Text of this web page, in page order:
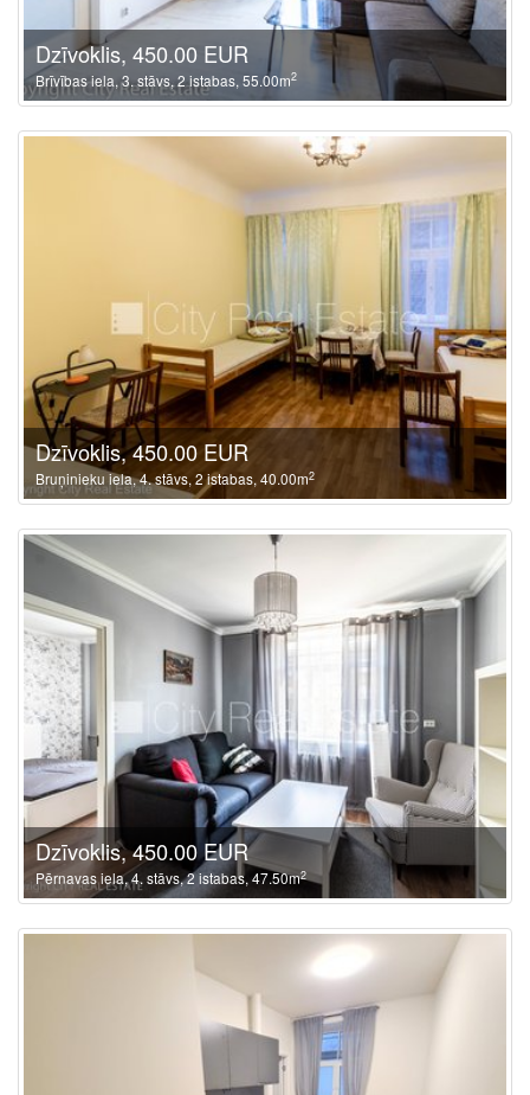
Dzīvoklis, 450.00 EUR
Brīvības iela, 3. stāvs, 2 istabas, 55.00m2
Dzīvoklis, 450.00 EUR
Bruņinieku iela, 4. stāvs, 2 istabas, 40.00m2
Dzīvoklis, 450.00 EUR
Pērnavas iela, 4. stāvs, 2 istabas, 47.50m2